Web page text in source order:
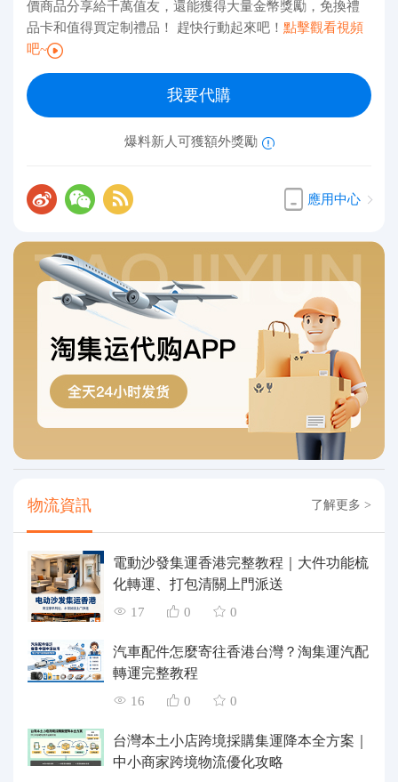
價商品分享給千萬值友，還能獲得大量金幣獎勵，免換禮
品卡和值得買定制禮品！ 趕快行動起來吧！ 點擊觀看視頻
吧~
我要代購
爆料新人可獲額外獎勵
應用中心
物流資訊 了解更多 >
電動沙發集運香港完整教程｜大件功能梳
化轉運、打包清關上門派送
17 0 0
汽車配件怎麼寄往香港台灣？淘集運汽配
轉運完整教程
16 0 0
台灣本土小店跨境採購集運降本全方案｜
中小商家跨境物流優化攻略